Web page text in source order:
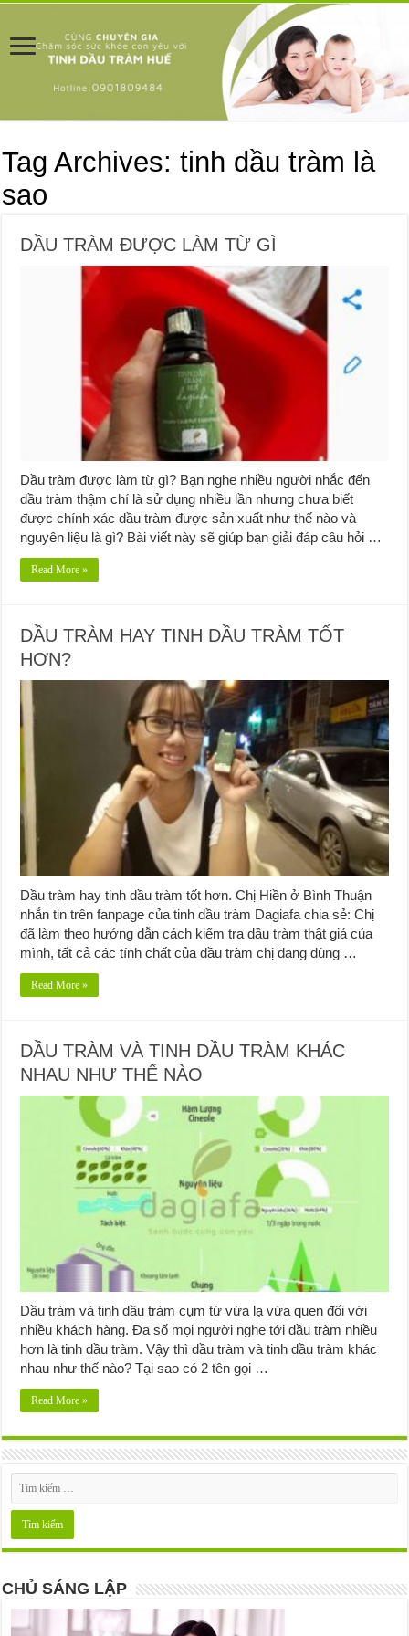
Tag Archives:tinh dầu tràm là
sao
DẦU TRÀM ĐƯỢC LÀM TỪ GÌ
Dầu tràm được làm từ gì? Bạn nghe nhiều người nhắc đến
dầu tràm thậm chí là sử dụng nhiều lần nhưng chưa biết
được chính xác dầu tràm được sản xuất như thế nào và
nguyên liệu là gì? Bài viết này sẽ giúp bạn giải đáp câu hỏi …
Read More »
DẦU TRÀM HAY TINH DẦU TRÀM TỐT
HƠN?
Dầu tràm hay tinh dầu tràm tốt hơn. Chị Hiền ở Bình Thuận
nhắn tin trên fanpage của tinh dầu tràm Dagiafa chia sẻ: Chị
đã làm theo hướng dẫn cách kiểm tra dầu tràm thật giả của
mình, tất cả các tính chất của dầu tràm chị đang dùng …
Read More »
DẦU TRÀM VÀ TINH DẦU TRÀM KHÁC
NHAU NHƯ THẾ NÀO
Dầu tràm và tinh dầu tràm cụm từ vừa lạ vừa quen đối với
nhiều khách hàng. Đa số mọi người nghe tới dầu tràm nhiều
hơn là tinh dầu tràm. Vậy thì dầu tràm và tinh dầu tràm khác
nhau như thế nào? Tại sao có 2 tên gọi …
Read More »
CHỦ SÁNG LẬP